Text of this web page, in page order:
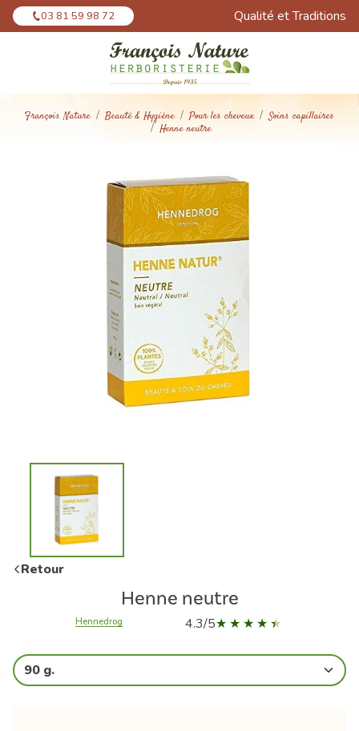
03 81 59 98 72 Qualité et Traditions
François Nature Beauté & Hygiène Pour les cheveux
Soins capillaires
Henne neutre
Retour
Henne neutre
Hennedrog 4.3/5
90 g.
Panneau de gestion des cookies